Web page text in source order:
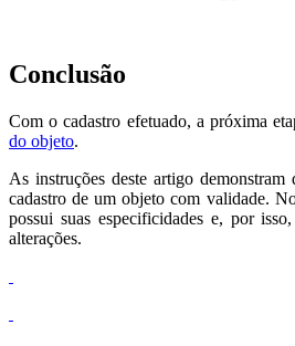
Conclusão
Com o cadastro efetuado, a próxima
do objeto.
As instruções deste artigo
cadastro de um objeto com validade.
possui suas especificidades e, por
alterações.